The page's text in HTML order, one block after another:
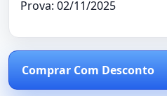
Prova: 02/11/2025
Comprar Com Desconto